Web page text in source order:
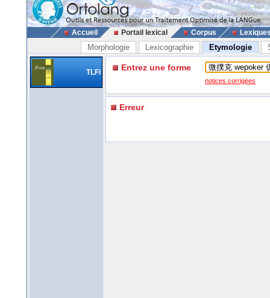
Accueil Portail lexical Corpus
Morphologie Lexicographie Etymologie
TLFi Entrez une forme
notices corrigées
Erreur